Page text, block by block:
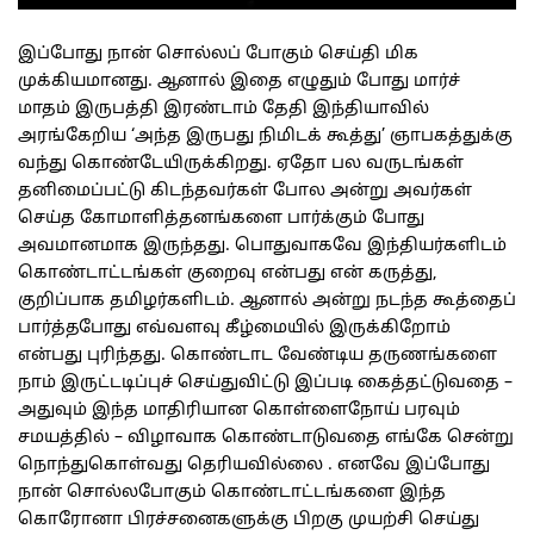
இப்போது நான் சொல்லப் போகும் செய்தி மிக
முக்கியமானது. ஆனால் இதை எழுதும் போது மார்ச்
மாதம் இருபத்தி இரண்டாம் தேதி இந்தியாவில்
அரங்கேறிய ‘அந்த இருபது நிமிடக் கூத்து’ ஞாபகத்துக்கு
வந்து கொண்டேயிருக்கிறது. ஏதோ பல வருடங்கள்
தனிமைப்பட்டு கிடந்தவர்கள் போல அன்று அவர்கள்
செய்த கோமாளித்தனங்களை பார்க்கும் போது
அவமானமாக இருந்தது. பொதுவாகவே இந்தியர்களிடம்
கொண்டாட்டங்கள் குறைவு என்பது என் கருத்து,
குறிப்பாக தமிழர்களிடம். ஆனால் அன்று நடந்த கூத்தைப்
பார்த்தபோது எவ்வளவு கீழ்மையில் இருக்கிறோம்
என்பது புரிந்தது. கொண்டாட வேண்டிய தருணங்களை
நாம் இருட்டடிப்புச் செய்துவிட்டு இப்படி கைத்தட்டுவதை –
அதுவும் இந்த மாதிரியான கொள்ளைநோய் பரவும்
சமயத்தில் – விழாவாக கொண்டாடுவதை எங்கே சென்று
நொந்துகொள்வது தெரியவில்லை . எனவே இப்போது
நான் சொல்லபோகும் கொண்டாட்டங்களை இந்த
கொரோனா பிரச்சனைகளுக்கு பிறகு முயற்சி செய்து